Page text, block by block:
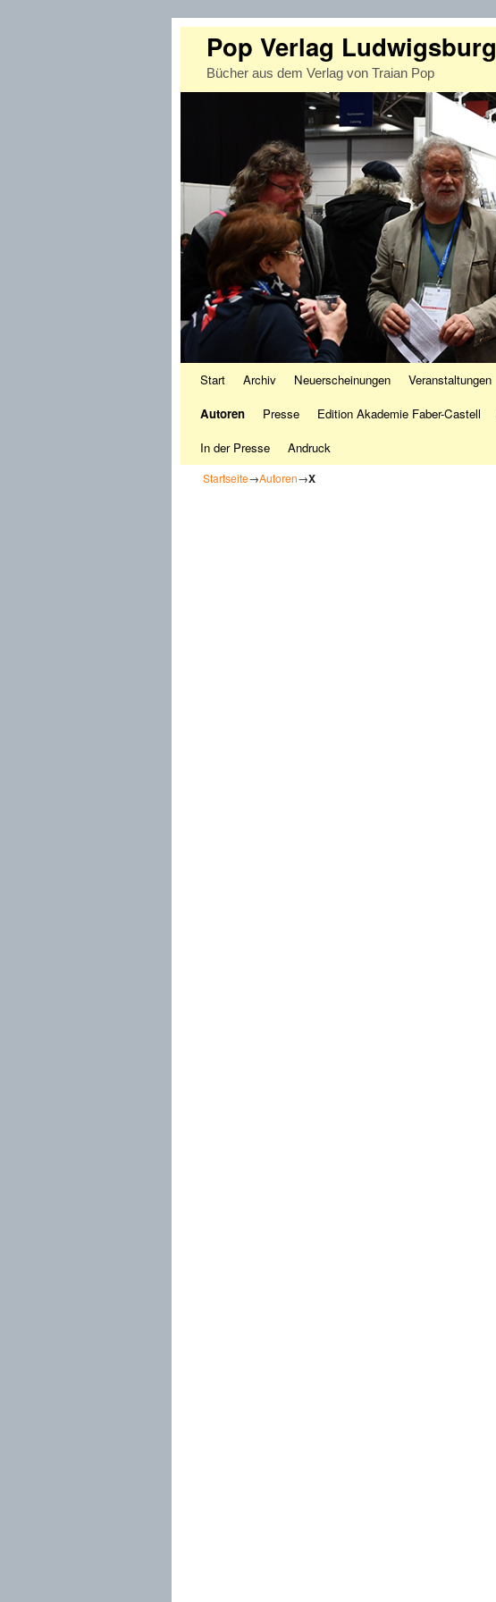
Pop Verlag Ludwigsburg
Bücher aus dem Verlag von Traian Pop
Start Archiv Neuerscheinungen Veranstaltungen
Autoren
Presse Edition Akademie Faber-Castell
In der Presse
Andruck
Startseite→Autoren→X